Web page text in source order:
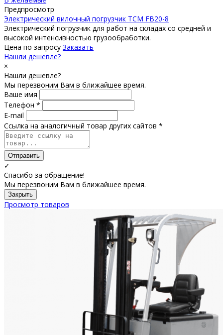
Предпросмотр
Электрический вилочный погрузчик TCM FB20-8
Электрический погрузчик для работ на складах со средней и
высокой интенсивностью грузообработки.
Цена по запросу Заказать
Нашли дешевле?
×
Нашли дешевле?
Мы перезвоним Вам в ближайшее время.
Ваше имя
Телефон *
E-mail
Ссылка на аналогичный товар других сайтов *
Отправить
✓
Спасибо за обращение!
Мы перезвоним Вам в ближайшее время.
Закрыть
Просмотр товаров